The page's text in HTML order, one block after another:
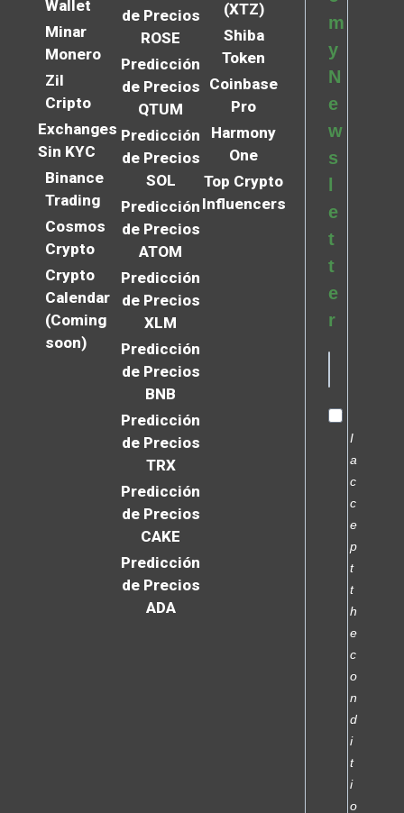
Wallet
Minar
Monero
Zil
Cripto
Exchanges
Sin KYC
Binance
Trading
Cosmos
Crypto
Crypto
Calendar
(Coming
soon)
de Precios
ROSE
Predicción
de Precios
QTUM
Predicción
de Precios
SOL
Predicción
de Precios
ATOM
Predicción
de Precios
XLM
Predicción
de Precios
BNB
Predicción
de Precios
TRX
Predicción
de Precios
CAKE
Predicción
de Precios
ADA
(XTZ)
Shiba
Token
Coinbase
Pro
Harmony
One
Top Crypto
Influencers
m
y
N
e
w
s
e
t
t
e
r
I
a
c
c
e
p
t
t
h
e
c
o
n
d
i
t
i
o